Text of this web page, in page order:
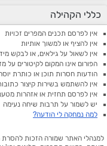
כללי הקהילה
אין לפרסם תכנים המפרים זכויות
אין להציף או למשוך אותיות
אין לשאול על גילאים, או לבקש
הפורום אינו המקום לקיטורים על
הודעות חסרות תוכן או כותרת
אין להשתמש בשירות קיצור
אין לפרסם תחזית או אזהרות
יש לשמור על תרבות שיחה נעימה
למה נמחקה לי הודעה?
למנהלי האתר שמורה הזכות להסרת